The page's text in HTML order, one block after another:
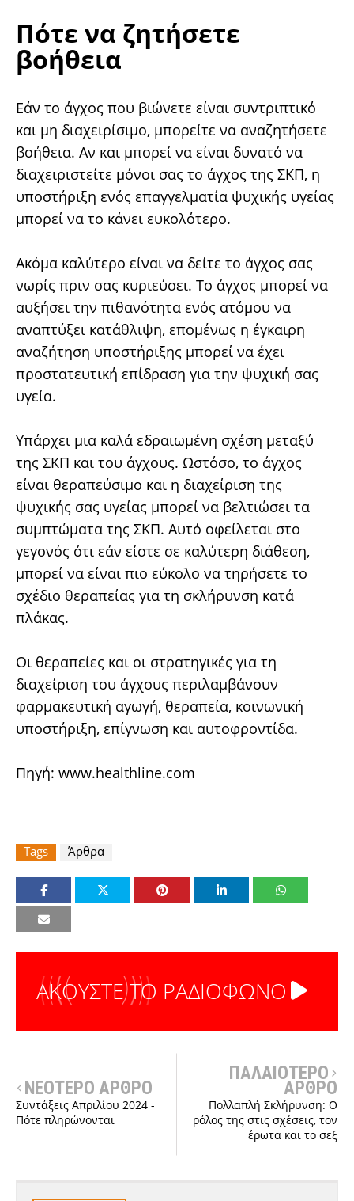
Πότε να ζητήσετε
βοήθεια
Εάν το άγχος που βιώνετε είναι συντριπτικό
και μη διαχειρίσιμο, μπορείτε να αναζητήσετε
βοήθεια. Αν και μπορεί να είναι δυνατό να
διαχειριστείτε μόνοι σας το άγχος της ΣΚΠ, η
υποστήριξη ενός επαγγελματία ψυχικής υγείας
μπορεί να το κάνει ευκολότερο.
Ακόμα καλύτερο είναι να δείτε το άγχος σας
νωρίς πριν σας κυριεύσει. Το άγχος μπορεί να
αυξήσει την πιθανότητα ενός ατόμου να
αναπτύξει κατάθλιψη, επομένως η έγκαιρη
αναζήτηση υποστήριξης μπορεί να έχει
προστατευτική επίδραση για την ψυχική σας
υγεία.
Υπάρχει μια καλά εδραιωμένη σχέση μεταξύ
της ΣΚΠ και του άγχους. Ωστόσο, το άγχος
είναι θεραπεύσιμο και η διαχείριση της
ψυχικής σας υγείας μπορεί να βελτιώσει τα
συμπτώματα της ΣΚΠ. Αυτό οφείλεται στο
γεγονός ότι εάν είστε σε καλύτερη διάθεση,
μπορεί να είναι πιο εύκολο να τηρήσετε το
σχέδιο θεραπείας για τη σκλήρυνση κατά
πλάκας.
Οι θεραπείες και οι στρατηγικές για τη
διαχείριση του άγχους περιλαμβάνουν
φαρμακευτική αγωγή, θεραπεία, κοινωνική
υποστήριξη, επίγνωση και αυτοφροντίδα.
Πηγή: www.healthline.com
Tags Άρθρα
ΑΚΟΥΣΤΕ ΤΟ ΡΑΔΙΟΦΩΝΟ
ΝΕΟΤΕΡΟ ΑΡΘΡΟ
Συντάξεις Απριλίου 2024 -
Πότε πληρώνονται
ΠΑΛΑΙΟΤΕΡΟ
ΑΡΘΡΟ
Πολλαπλή Σκλήρυνση: Ο
ρόλος της στις σχέσεις, τον
έρωτα και το σεξ